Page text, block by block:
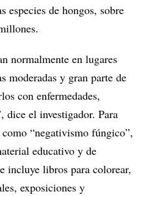
especies de hongos, sobre
normalmente en lugares
moderadas y gran parte de
con enfermedades,
dice el investigador. Para
“negativismo fúngico”,
educativo y de
incluye libros para colorear,
exposiciones y